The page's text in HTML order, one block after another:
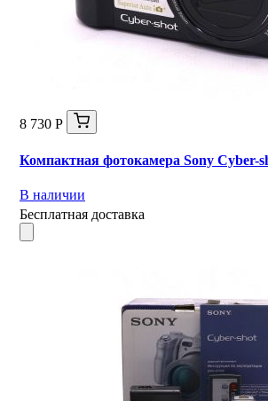
8 730 Р
Компактная фотокамера Sony Cyber-
В наличии
Бесплатная доставка